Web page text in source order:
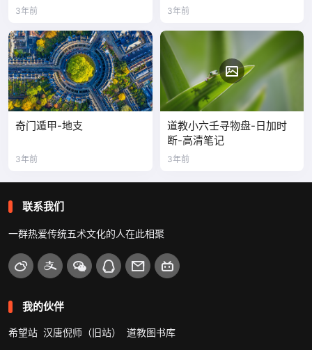
3年前 3年前
奇门遁甲-地支
3年前
道教小六壬寻物盘-日加时
断-高清笔记
3年前
联系我们
一群热爱传统五术文化的人在此相聚
我的伙伴
希望站 汉唐倪师（旧站） 道教图书库